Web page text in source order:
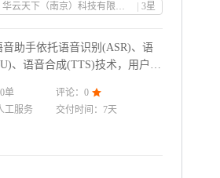
华云天下（南京）科技有限公司 3星
音助手依托语音识别(ASR)、语
、语音合成(TTS)技术，用户可
,简单方便获得所需服务。
单 评论： 0 
工服务 交付时间： 7天